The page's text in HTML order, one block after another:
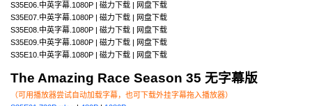
S35E06.中英字幕.1080P | 磁力下载 | 网盘下载
S35E07.中英字幕.1080P | 磁力下载 | 网盘下载
S35E08.中英字幕.1080P | 磁力下载 | 网盘下载
S35E09.中英字幕.1080P | 磁力下载 | 网盘下载
S35E10.中英字幕.1080P | 磁力下载 | 网盘下载
The Amazing Race Season 35 无字幕版
（可用播放器尝试自动加载字幕，也可下载外挂字幕拖入播放器）